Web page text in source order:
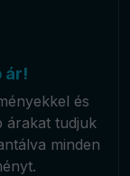
ár!
és
árakat tudjuk
minden